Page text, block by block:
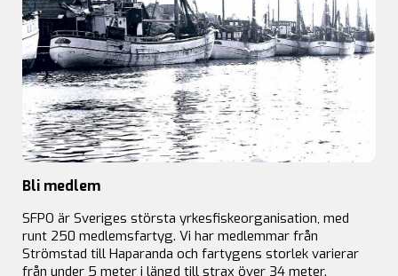
Bli medlem
SFPO är Sveriges största yrkesfiskeorganisation, med
runt 250 medlemsfartyg. Vi har medlemmar från
Strömstad till Haparanda och fartygens storlek varierar
från under 5 meter i längd till strax över 34 meter.